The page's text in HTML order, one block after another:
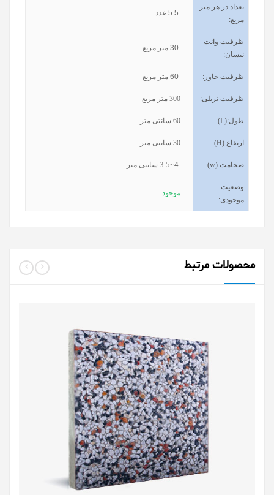
تعداد در هر متر
مربع:
5.5 عدد
ظرفیت وانت
نیسان:
30 متر مربع
ظرفیت خاور :
60 متر مربع
ظرفیت تریلی:
300 متر مربع
طول(L):
60 سانتی متر
ارتفاع(H):
30 سانتی متر
ضخامت(w):
3.5~4 سانتی متر
وضعیت
موجودی:
موجود
محصولات مرتبط